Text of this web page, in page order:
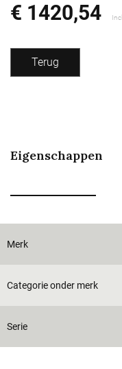
€ 1420,54
Terug
Eigenschappen
Merk
Categorie onder merk
Serie